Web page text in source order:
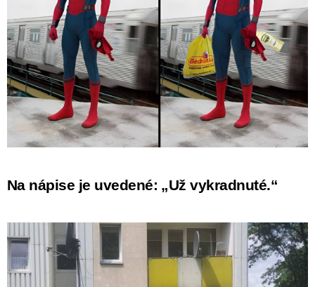
Na nápise je uvedené: „Už vykradnuté.“